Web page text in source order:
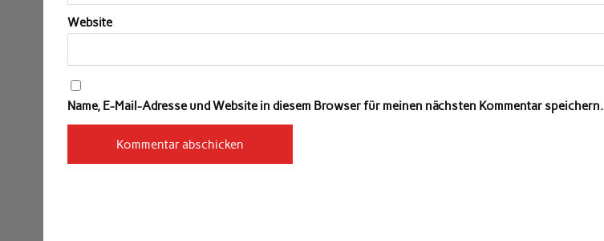
Website
Name, E-Mail-Adresse und Website in diesem Browser für meinen nächsten Kommentar speichern.